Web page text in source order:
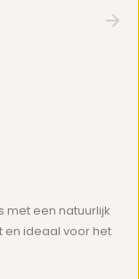
met een natuurlijk
en ideaal voor het